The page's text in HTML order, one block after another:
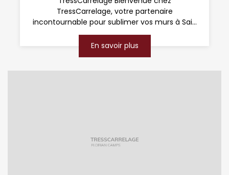
TressCarrelage, votre partenaire
incontournable pour sublimer vos murs à Sai...
En savoir plus